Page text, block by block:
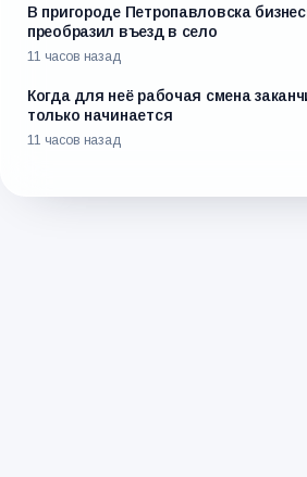
В пригороде Петропавловска
преобразил въезд в село
11 часов назад
Когда для неё рабочая смена
только начинается
11 часов назад